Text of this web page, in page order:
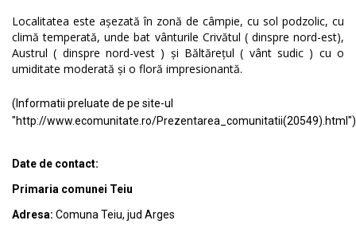
Localitatea este așezată în zonă de câmpie, cu sol podzolic, cu
climă temperată, unde bat vânturile Crivătul ( dinspre nord-est),
Austrul ( dinspre nord-vest ) și Băltărețul ( vânt sudic ) cu o
umiditate moderată și o floră impresionantă.
(Informatii preluate de pe site-ul
"http://www.ecomunitate.ro/Prezentarea_comunitatii(20549).html")
Date de contact:
Primaria comunei Teiu
Adresa: Comuna Teiu, jud Arges